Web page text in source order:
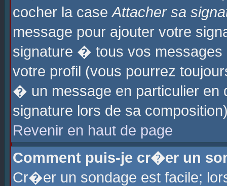
cocher la caseAttacher sa
message pour ajouter votre
signature � tous vos
votre profil (vous pourrez
� un message en particulier
signature lors de sa
Revenir en haut de page
Comment puis-je cr�er un
Cr�er un sondage est facile;